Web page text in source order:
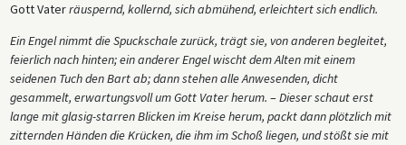
Gott Vaterräuspernd, kollernd, sich abmühend, erleichtert sich endlich.
Ein Engel nimmt die Spuckschale zurück, trägt sie, von anderen begleitet,
feierlich nach hinten; ein anderer Engel wischt dem Alten mit einem
seidenen Tuch den Bart ab; dann stehen alle Anwesenden, dicht
gesammelt, erwartungsvoll um Gott Vater herum. –Dieser schaut erst
lange mit glasig-starren Blicken im Kreise herum, packt dann plötzlich mit
zitternden Händen die Krücken, die ihm im Schoß liegen, und stößt sie mit